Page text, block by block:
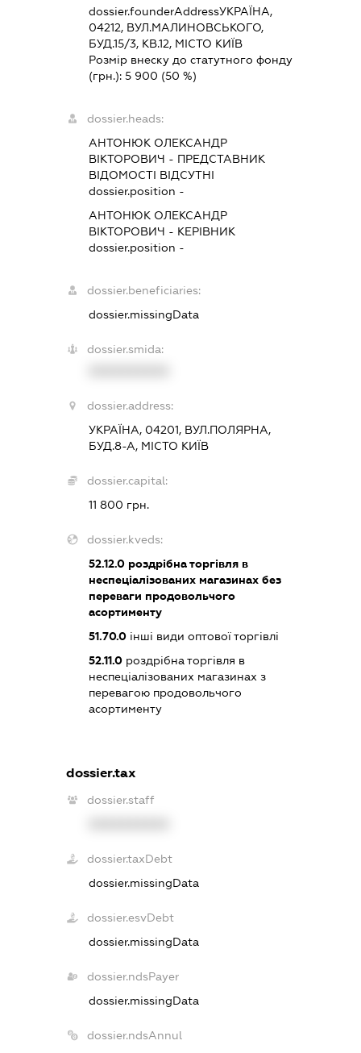
dossier.founderAddressУКРАЇНА,
04212, ВУЛ.МАЛИНОВСЬКОГО,
БУД.15/3, КВ.12, МІСТО КИЇВ
Розмір внеску до статутного фонду
(грн.):5 900 (50 %)
dossier.heads:
АНТОНЮК ОЛЕКСАНДР
ВІКТОРОВИЧ - ПРЕДСТАВНИК
ВІДОМОСТІ ВІДСУТНІ
dossier.position -
АНТОНЮК ОЛЕКСАНДР
ВІКТОРОВИЧ - КЕРІВНИК
dossier.position -
dossier.beneficiaries:
dossier.missingData
dossier.smida:
dossier.address:
УКРАЇНА, 04201, ВУЛ.ПОЛЯРНА,
БУД.8-А, МІСТО КИЇВ
dossier.capital:
11 800 грн.
dossier.kveds:
52.12.0 роздрібна торгівля в
неспеціалізованих магазинах без
переваги продовольчого
асортименту
51.70.0 інші види оптової торгівлі
52.11.0 роздрібна торгівля в
неспеціалізованих магазинах з
перевагою продовольчого
асортименту
dossier.tax
dossier.staff
dossier.taxDebt
dossier.missingData
dossier.esvDebt
dossier.missingData
dossier.ndsPayer
dossier.missingData
dossier.ndsAnnul